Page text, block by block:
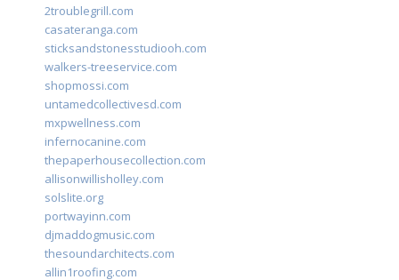
2troublegrill.com
casateranga.com
sticksandstonesstudiooh.com
walkers-treeservice.com
shopmossi.com
untamedcollectivesd.com
mxpwellness.com
infernocanine.com
thepaperhousecollection.com
allisonwillisholley.com
solslite.org
portwayinn.com
djmaddogmusic.com
thesoundarchitects.com
allin1roofing.com